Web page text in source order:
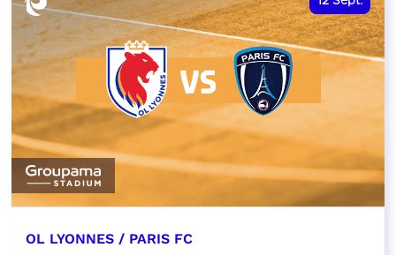
OL LYONNES / PARIS FC